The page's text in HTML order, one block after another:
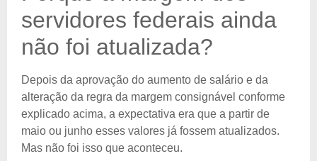
servidores federais ainda
não foi atualizada?
Depois da aprovação do aumento de salário e da
alteração da regra da margem consignável conforme
explicado acima, a expectativa era que a partir de
maio ou junho esses valores já fossem atualizados.
Mas não foi isso que aconteceu.